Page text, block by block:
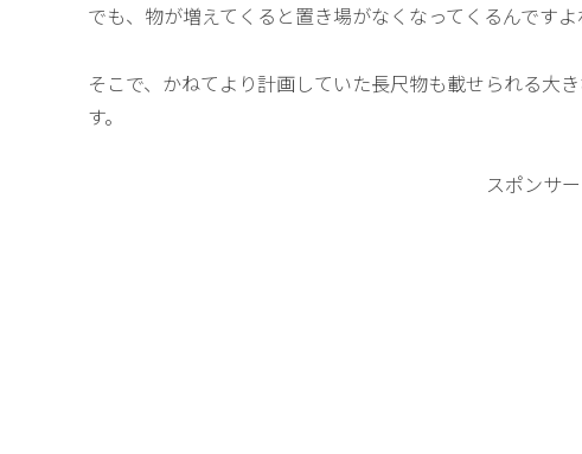
でも、物が増えてくると置き場がなくなってくるんですよ
そこで、かねてより計画していた長尺物も載せられる大
す。
スポンサ